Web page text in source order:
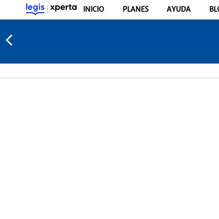
INICIO PLANES AYUDA